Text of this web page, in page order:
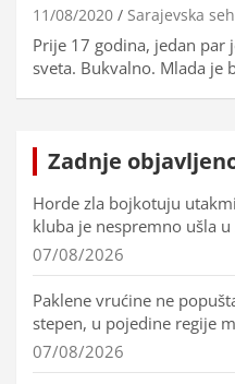
11/08/2020 Sarajevska
Prije 17 godina, jedan par
sveta. Bukvalno. Mlada je
Zadnje
Horde zla bojkotuju
kluba je nespremno ušla u
07/08/2026
Paklene vrućine ne
stepen, u pojedine regije
07/08/2026